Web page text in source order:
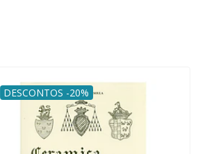
DESCONTOS -20%